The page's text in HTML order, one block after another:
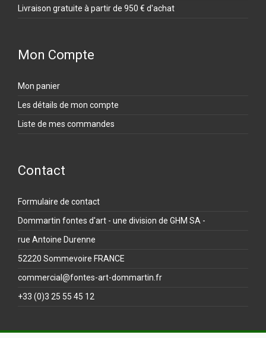
Livraison gratuite à partir de 950 € d'achat
Mon Compte
Mon panier
Les détails de mon compte
Liste de mes commandes
Contact
Formulaire de contact
Dommartin fontes d'art - une division de GHM SA -
rue Antoine Durenne
52220 Sommevoire FRANCE
commercial@fontes-art-dommartin.fr
+33 (0)3 25 55 45 12